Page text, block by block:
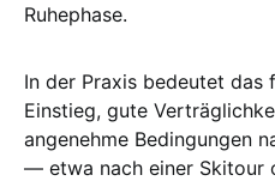
Ruhephase.
In der Praxis bedeutet das
Einstieg, gute
angenehme Bedingungen
— etwa nach einer Skitour